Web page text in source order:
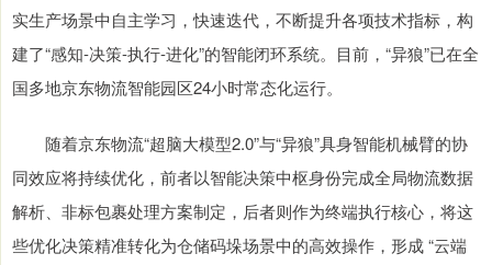
实生产场景中自主学习，快速迭代，不断提升各项技术指标，构
建了“感知-决策-执行-进化”的智能闭环系统。目前，“异狼”已在全
国多地京东物流智能园区24小时常态化运行。
随着京东物流“超脑大模型2.0”与“异狼”具身智能机械臂的协
同效应将持续优化，前者以智能决策中枢身份完成全局物流数据
解析、非标包裹处理方案制定，后者则作为终端执行核心，将这
些优化决策精准转化为仓储码垛场景中的高效操作，形成 “云端